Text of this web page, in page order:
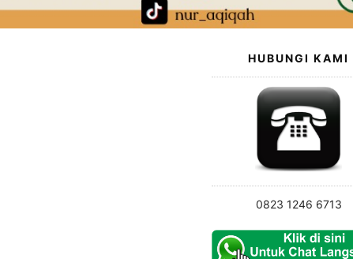
HUBUNGI KAMI
0823 1246 6713